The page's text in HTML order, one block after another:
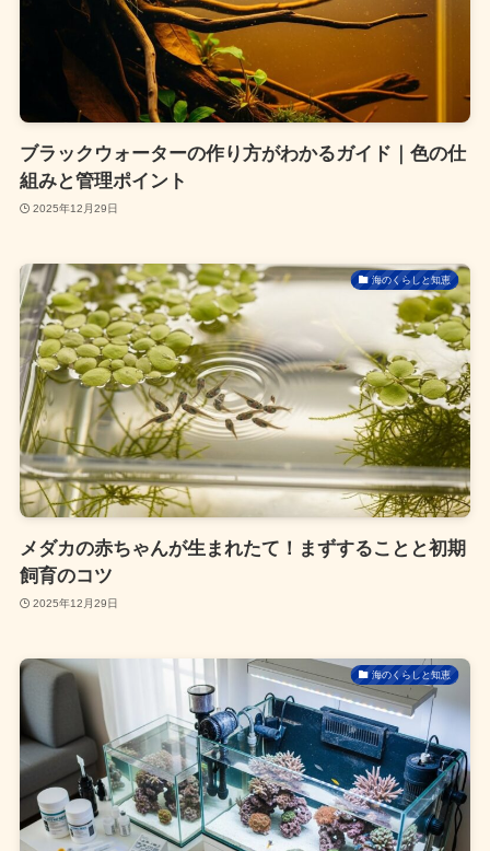
ブラックウォーターの作り方がわかるガイド｜色の仕
組みと管理ポイント
2025年12月29日
海のくらしと知恵
メダカの赤ちゃんが生まれたて！まずすることと初期
飼育のコツ
2025年12月29日
海のくらしと知恵